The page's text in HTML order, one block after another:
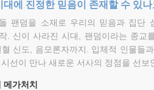
대에 진정한 믿음이 존재할 수 있
팬덤을 소재로 우리의 믿음과 집단
. 신이 사라진 시대, 팬덤이라는 종교
혈 신도, 음모론자까지. 입체적 인물들
선이 만나 새로운 서사의 정점을 선보
메가처치